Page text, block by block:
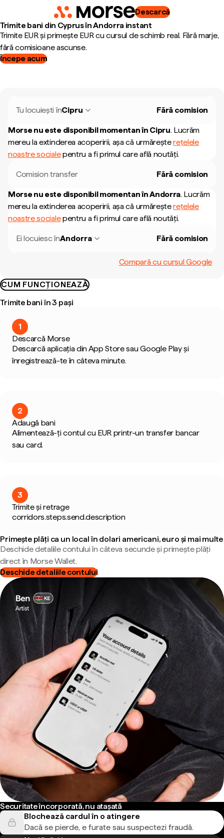
Descarcă
Trimite bani din Cyprus în Andorra instant
Trimite EUR și primește EUR cu cursul de schimb real. Fără marje,
fără comisioane ascunse.
Începe acum
Tu locuiești înCipru Fără comision
Morse nu este disponibil momentan în Cipru. Lucrăm
mereu la extinderea acoperirii, așa că urmăreșterețelele
noastre socialepentru a fi primul care află noutăți.
Comision transfer Fără comision
Morse nu este disponibil momentan înAndorra. Lucrăm
mereu la extinderea acoperirii, așa că urmăreșterețelele
noastre socialepentru a fi primul care află noutăți.
Ei locuiesc înAndorra Fără comision
Compară cu cursul Google
CUM FUNCȚIONEAZĂ
Trimite bani în 3 pași
1
Descarcă Morse
Descarcă aplicația din App Store sau Google Play și
înregistrează-te în câteva minute.
2
Adaugă bani
Alimentează-ți contul cu EUR printr-un transfer bancar
sau card.
3
Trimite și retrage
corridors.steps.send.description
Primește plăți ca un local în dolari americani, euro și mai multe
Deschide detaliile contului în câteva secunde și primește plăți
direct în Morse Wallet.
Deschide detaliile contului
Securitate încorporată, nu atașată
Blochează cardul în o atingere
Dacă se pierde, e furate sau suspectezi fraudă.